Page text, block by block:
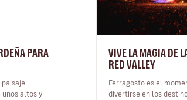
PARA
unos altos y
VIVE LA MAGIA DE
RED VALLEY
Ferragosto es el
divertirse en los